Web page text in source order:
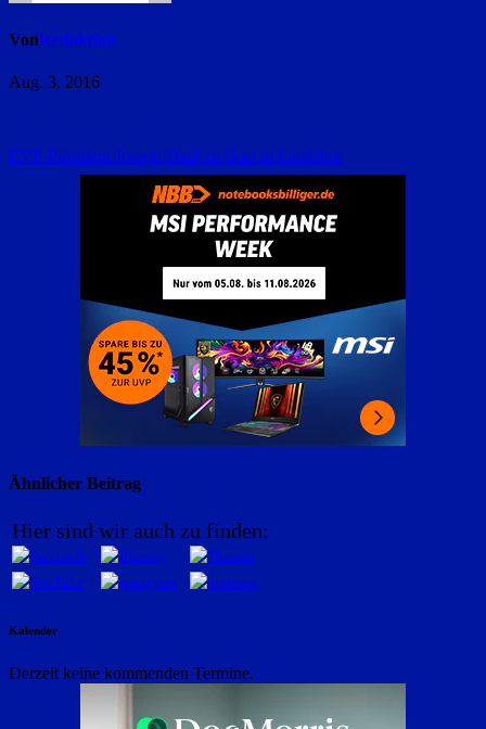
VonRedaktion
Aug. 3, 2016
Beitragsnavigation
EVP-Präsident Joseph Daul zu Gast in Landshut
Ähnlicher Beitrag
Hier sind wir auch zu finden:
Kalender
Derzeit keine kommenden Termine.